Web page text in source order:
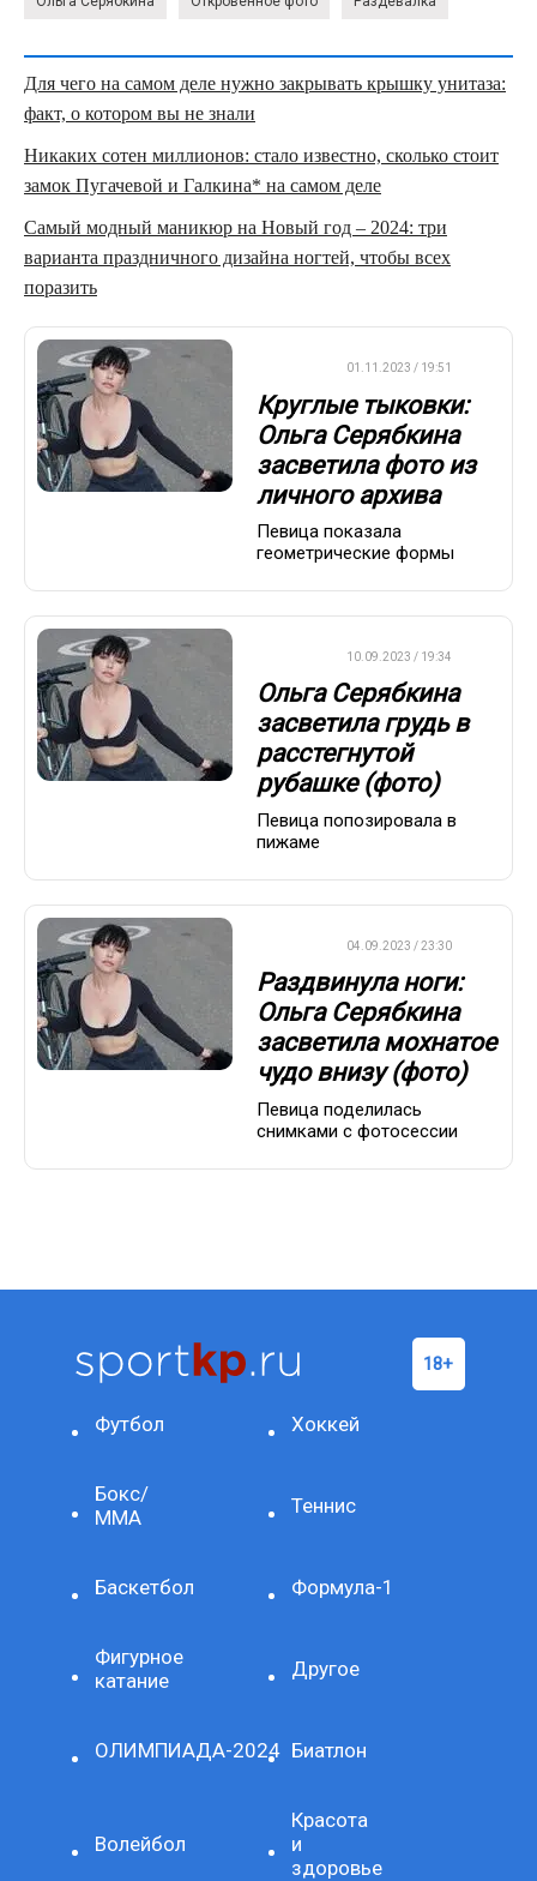
Для чего на самом деле нужно закрывать крышку унитаза:
факт, о котором вы не знали
Никаких сотен миллионов: стало известно, сколько стоит
замок Пугачевой и Галкина* на самом деле
Самый модный маникюр на Новый год – 2024: три
варианта праздничного дизайна ногтей, чтобы всех
поразить
01.11.2023 / 19:51
Круглые тыковки:
Ольга Серябкина
засветила фото из
личного архива
Певица показала
геометрические формы
10.09.2023 / 19:34
Ольга Серябкина
засветила грудь в
расстегнутой
рубашке (фото)
Певица попозировала в
пижаме
04.09.2023 / 23:30
Раздвинула ноги:
Ольга Серябкина
засветила мохнатое
чудо внизу (фото)
Певица поделилась
снимками с фотосессии
Футбол Хоккей
Бокс/
ММА
Теннис
Баскетбол Формула-1
Фигурное
катание
Другое
ОЛИМПИАДА-2024 Биатлон
Волейбол
Красота
и
здоровье